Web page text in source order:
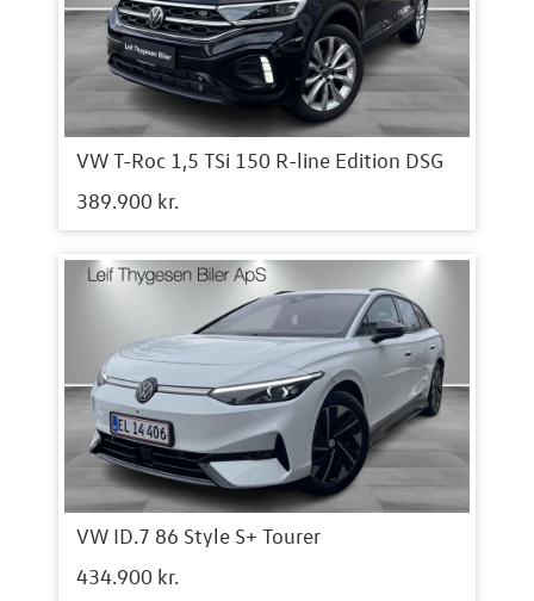
VW T-Roc 1,5 TSi 150 R-line Edition DSG
389.900 kr.
VW ID.7 86 Style S+ Tourer
434.900 kr.